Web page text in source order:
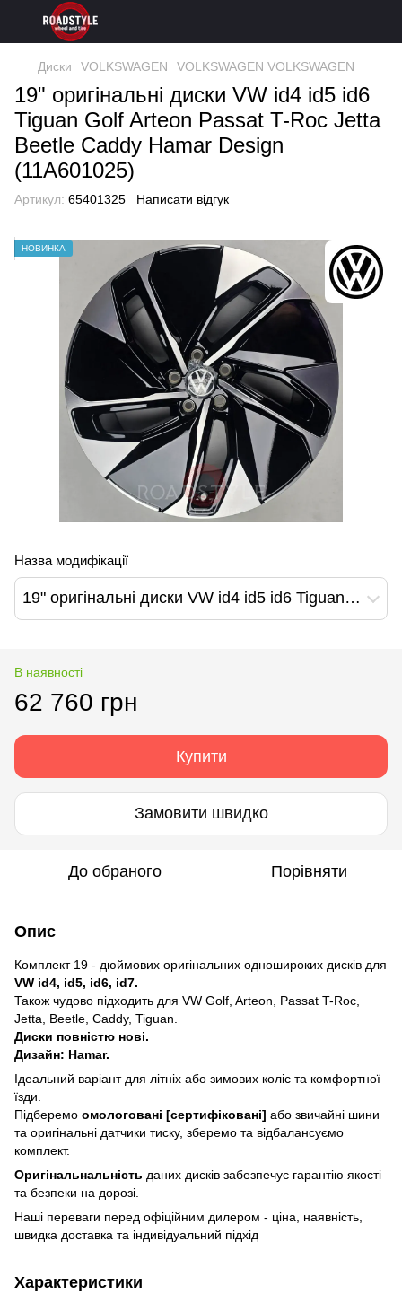
Диски VOLKSWAGEN VOLKSWAGEN VOLKSWAGEN
19" оригінальні диски VW id4 id5 id6
Tiguan Golf Arteon Passat T-Roc Jetta
Beetle Caddy Hamar Design
(11A601025)
Артикул: 65401325 Написати відгук
НОВИНКА
Назва модифікації
19" оригінальні диски VW id4 id5 id6 Tiguan Golf Arteon Passat T-Roc Jetta Beetle Caddy Hamar Design (11A601025)
В наявності
62 760 грн
Купити
Замовити швидко
До обраного Порівняти
Опис
Комплект 19 - дюймових оригінальних одношироких дисків для
VW id4, id5, id6, id7.
Також чудово підходить для VW Golf, Arteon, Passat T-Roc,
Jetta, Beetle, Caddy, Tiguan.
Диски повністю нові.
Дизайн: Hamar.
Ідеальний варіант для літніх або зимових коліс та комфортної
їзди.
Підберемо омологовані [сертифіковані] або звичайні шини
та оригінальні датчики тиску, зберемо та відбалансуємо
комплект.
Оригінальнальність даних дисків забезпечує гарантію якості
та безпеки на дорозі.
Наші переваги перед офіційним дилером - ціна, наявність,
швидка доставка та індивідуальний підхід
Характеристики